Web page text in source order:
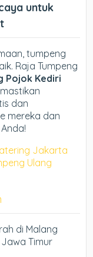
untuk
tumpeng
Raja Tumpeng
Pojok Kediri
dan
mereka dan
Jakarta
Ulang
di Malang
Timur